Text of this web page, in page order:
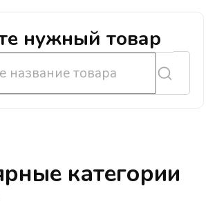
нужный товар
категории